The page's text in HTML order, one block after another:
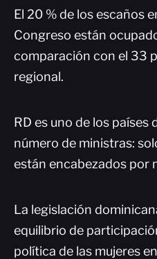
El 20 % de los escaños
Congreso están
comparación con el 33
regional.
RD es uno de los países
número de ministras:
están encabezados por
La legislación
equilibrio de
política de las mujeres